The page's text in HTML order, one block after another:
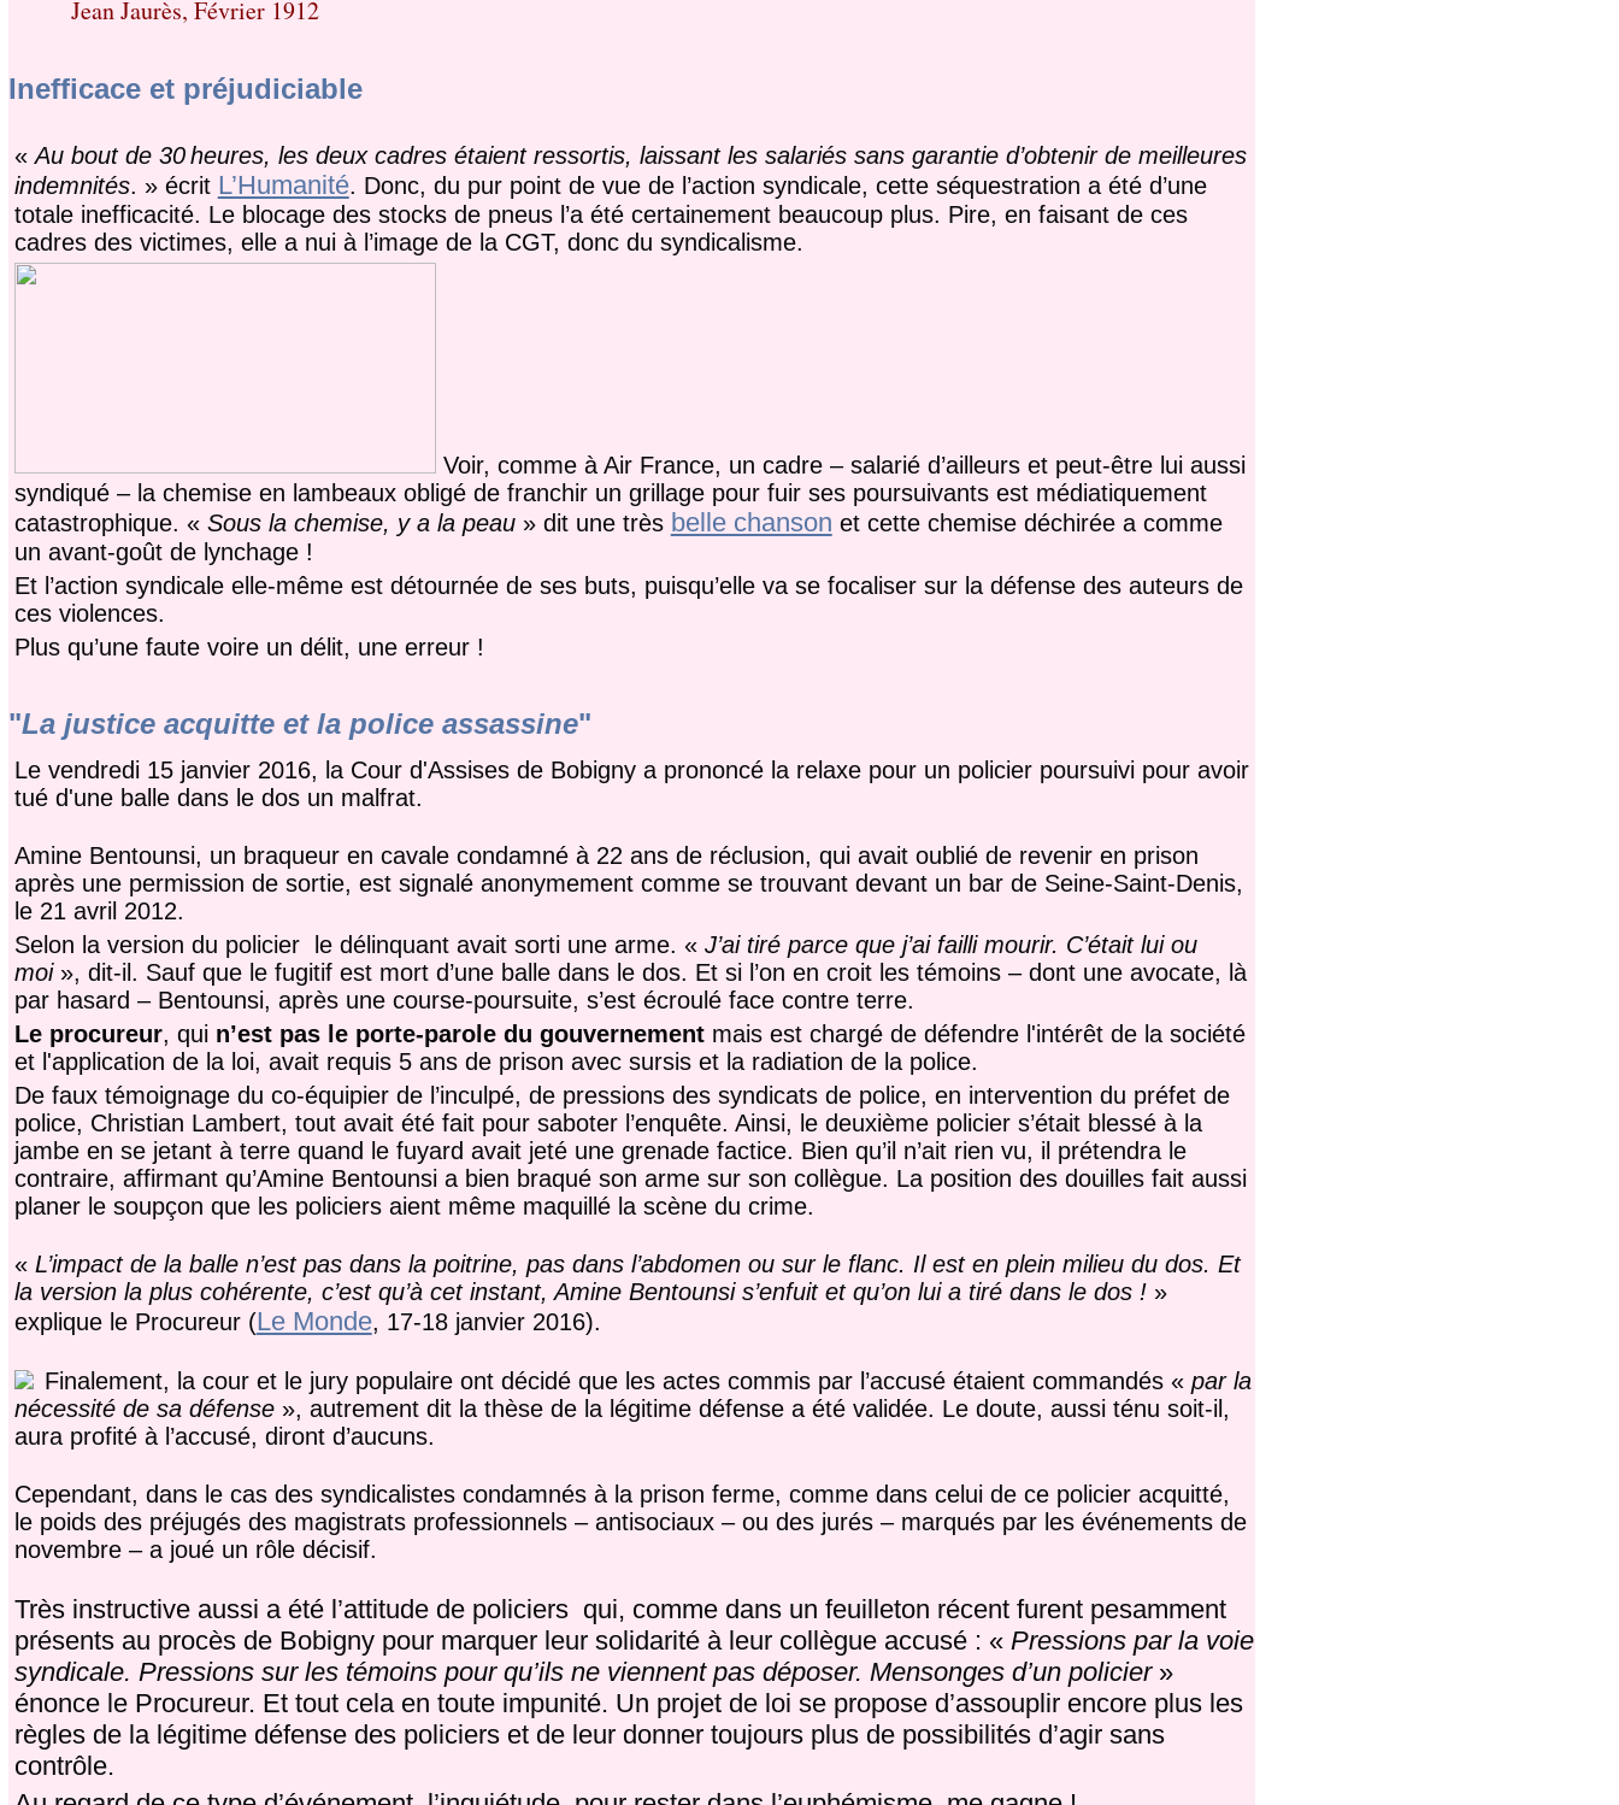
Jean Jaurès, Février 1912
Inefficace et préjudiciable
«Au bout de 30 heures, les deux cadres étaient ressortis, laissant les salariés sans garantie d’obtenir de meilleures
indemnités. » écrit L’Humanité. Donc, du pur point de vue de l’action syndicale, cette séquestration a été d’une
totale inefficacité. Le blocage des stocks de pneus l’a été certainement beaucoup plus. Pire, en faisant de ces
cadres des victimes, elle a nui à l’image de la CGT, donc du syndicalisme.
Voir, comme à Air France, un cadre – salarié d’ailleurs et peut-être lui aussi
syndiqué – la chemise en lambeaux obligé de franchir un grillage pour fuir ses poursuivants est médiatiquement
catastrophique. « Sous la chemise, y a la peau» dit une très belle chanson et cette chemise déchirée a comme
un avant-goût de lynchage !
Et l’action syndicale elle-même est détournée de ses buts, puisqu’elle va se focaliser sur la défense des auteurs de
ces violences.
Plus qu’une faute voire un délit, une erreur !
"La justice acquitte et la police assassine"
Le vendredi 15 janvier 2016, la Cour d'Assises de Bobigny a prononcé la relaxe pour un policier poursuivi pour avoir
tué d'une balle dans le dos un malfrat.
Amine Bentounsi, un braqueur en cavale condamné à 22 ans de réclusion, qui avait oublié de revenir en prison
après une permission de sortie, est signalé anonymement comme se trouvant devant un bar de Seine-Saint-Denis,
le 21 avril 2012.
Selon la version du policier le délinquant avait sorti une arme. « J’ai tiré parce que j’ai failli mourir. C’était lui ou
moi», dit-il. Sauf que le fugitif est mort d’une balle dans le dos. Et si l’on en croit les témoins – dont une avocate, là
par hasard – Bentounsi, après une course-poursuite, s’est écroulé face contre terre.
Le procureur, qui n’est pas le porte-parole du gouvernement mais est chargé de défendre l'intérêt de la société
et l'application de la loi, avait requis 5 ans de prison avec sursis et la radiation de la police.
De faux témoignage du co-équipier de l’inculpé, de pressions des syndicats de police, en intervention du préfet de
police, Christian Lambert, tout avait été fait pour saboter l’enquête. Ainsi, le deuxième policier s’était blessé à la
jambe en se jetant à terre quand le fuyard avait jeté une grenade factice. Bien qu’il n’ait rien vu, il prétendra le
contraire, affirmant qu’Amine Bentounsi a bien braqué son arme sur son collègue. La position des douilles fait aussi
planer le soupçon que les policiers aient même maquillé la scène du crime.
« L’impact de la balle n’est pas dans la poitrine, pas dans l’abdomen ou sur le flanc. Il est en plein milieu du dos. Et
la version la plus cohérente, c’est qu’à cet instant, Amine Bentounsi s’enfuit et qu’on lui a tiré dans le dos !»
explique le Procureur (Le Monde, 17-18 janvier 2016).
Finalement, la cour et le jury populaire ont décidé que les actes commis par l’accusé étaient commandés « par la
nécessité de sa défense», autrement dit la thèse de la légitime défense a été validée. Le doute, aussi ténu soit-il,
aura profité à l’accusé, diront d’aucuns.
Cependant, dans le cas des syndicalistes condamnés à la prison ferme, comme dans celui de ce policier acquitté,
le poids des préjugés des magistrats professionnels – antisociaux – ou des jurés – marqués par les événements de
novembre – a joué un rôle décisif.
Très instructive aussi a été l’attitude de policiers qui, comme dans un feuilleton récent furent pesamment
présents au procès de Bobigny pour marquer leur solidarité à leur collègue accusé : « Pressions par la voie
syndicale. Pressions sur les témoins pour qu’ils ne viennent pas déposer. Mensonges d’un policier»
énonce le Procureur. Et tout cela en toute impunité. Un projet de loi se propose d’assouplir encore plus les
règles de la légitime défense des policiers et de leur donner toujours plus de possibilités d’agir sans
contrôle.